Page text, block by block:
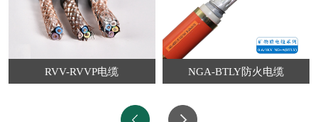
RVV-RVVP电缆 NGA-BTLY防火电缆